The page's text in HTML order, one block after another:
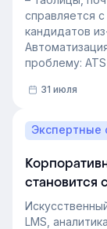
справляется
кандидатов
проблему:
снимает с
и системного
31 июля
Экспертные
становится
LMS,